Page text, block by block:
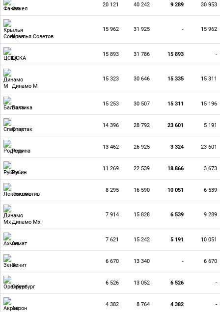
Факел
20 121 40 242 9 289 30 953
Крылья Советов
15 962 31 925 - 15 962
ЦСКА
15 893 31 786 15 893 -
Динамо М
15 323 30 646 15 335 15 311
Балтика
15 253 30 507 15 311 15 196
Спартак
14 396 28 792 23 601 5 191
Родина
13 462 26 925 3 324 23 601
Рубин
11 269 22 539 18 866 3 673
Локомотив
8 295 16 590 10 051 6 539
Динамо Мх
7 914 15 828 6 539 9 289
Ахмат
7 621 15 242 5 191 10 051
Зенит
6 670 13 340 - 6 670
Оренбург
6 526 13 052 6 526 -
Акрон
4 382 8 764 4 382 -